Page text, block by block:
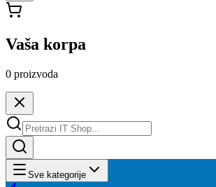
Vaša korpa
0 proizvoda
Sve kategorije